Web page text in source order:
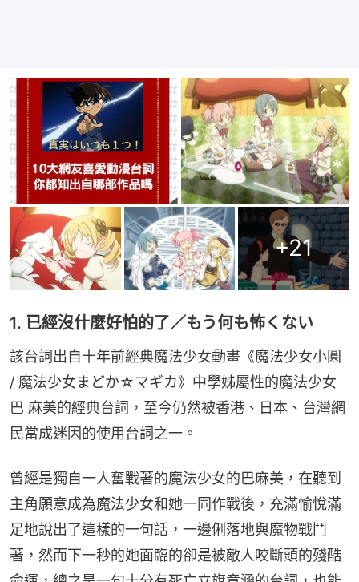
+21
1. 已經沒什麼好怕的了／もう何も怖くない
該台詞出自十年前經典魔法少女動畫《魔法少女小圓
/ 魔法少女まどか☆マギカ》中學姊屬性的魔法少女
巴 麻美的經典台詞，至今仍然被香港、日本、台灣網
民當成迷因的使用台詞之一。
曾經是獨自一人奮戰著的魔法少女的巴麻美，在聽到
主角願意成為魔法少女和她一同作戰後，充滿愉悅滿
足地說出了這樣的一句話，一邊俐落地與魔物戰鬥
著，然而下一秒的她面臨的卻是被敵人咬斷頭的殘酷